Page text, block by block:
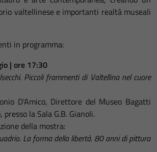
valtellinese e importanti realtà museali
in programma:
| ore 17:30
Piccoli frammenti di Valtellina nel cuore
D'Amico, Direttore del Museo Bagatti
la Sala G.B. Gianoli.
della mostra:
La forma della libertà. 80 anni di pittura